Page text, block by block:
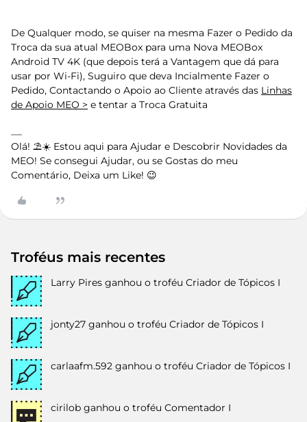
De Qualquer modo, se quiser na mesma Fazer o Pedido da
Troca da sua atual MEOBox para uma Nova MEOBox
Android TV 4K (que depois terá a Vantagem que dá para
usar por Wi-Fi), Suguiro que deva Incialmente Fazer o
Pedido, Contactando o Apoio ao Cliente através das Linhas
de Apoio MEO > e tentar a Troca Gratuita
Olá! ⛱️☀️ Estou aqui para Ajudar e Descobrir Novidades da
MEO! Se consegui Ajudar, ou se Gostas do meu
Comentário, Deixa um Like! 😉
Troféus mais recentes
Larry Pires ganhou o troféu Criador de Tópicos I
jonty27 ganhou o troféu Criador de Tópicos I
carlaafm.592 ganhou o troféu Criador de Tópicos I
cirilob ganhou o troféu Comentador I